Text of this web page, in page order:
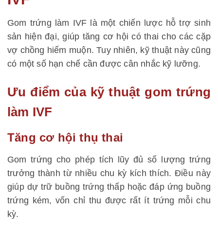
Gom trứng làm IVF là một chiến lược hỗ trợ sinh
sản hiện đại, giúp tăng cơ hội có thai cho các cặp
vợ chồng hiếm muộn. Tuy nhiên, kỹ thuật này cũng
có một số hạn chế cần được cân nhắc kỹ lưỡng.
Ưu điểm của kỹ thuật gom trứng
làm IVF
Tăng cơ hội thụ thai
Gom trứng cho phép tích lũy đủ số lượng trứng
trưởng thành từ nhiều chu kỳ kích thích. Điều này
giúp dự trữ buồng trứng thấp hoặc đáp ứng buồng
trứng kém, vốn chỉ thu được rất ít trứng mỗi chu
kỳ.